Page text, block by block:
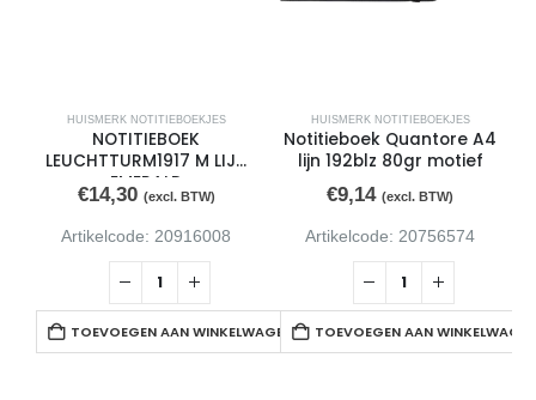
HUISMERK NOTITIEBOEKJES
NOTITIEBOEK
LEUCHTTURM1917 M LIJN
EMERALD
€14,30 (excl. BTW)
Artikelcode: 20916008
TOEVOEGEN AAN WINKELWAGEN
HUISMERK NOTITIEBOEKJES
Notitieboek Quantore A4
lijn 192blz 80gr motief
€9,14 (excl. BTW)
Artikelcode: 20756574
TOEVOEGEN AAN